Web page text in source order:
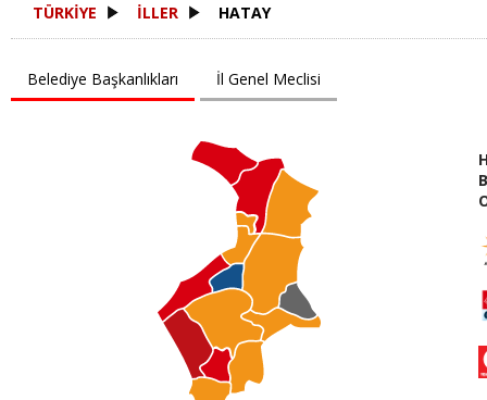
TÜRKİYE İLLER HATAY
Belediye Başkanlıkları İl Genel Meclisi